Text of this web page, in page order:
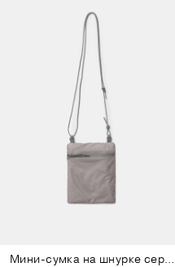
Мини-сумка на шнурке серо-лиловая